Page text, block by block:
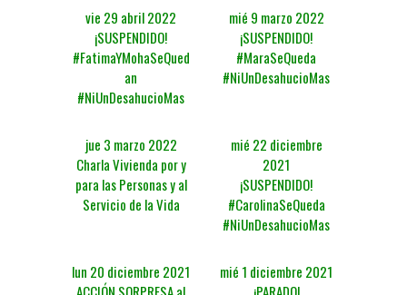
vie 29 abril 2022
¡SUSPENDIDO!
#FatimaYMohaSeQued
an
#NiUnDesahucioMas
mié 9 marzo 2022
¡SUSPENDIDO!
#MaraSeQueda
#NiUnDesahucioMas
jue 3 marzo 2022
Charla Vivienda por y
para las Personas y al
Servicio de la Vida
mié 22 diciembre
2021
¡SUSPENDIDO!
#CarolinaSeQueda
#NiUnDesahucioMas
lun 20 diciembre 2021
mié 1 diciembre 2021